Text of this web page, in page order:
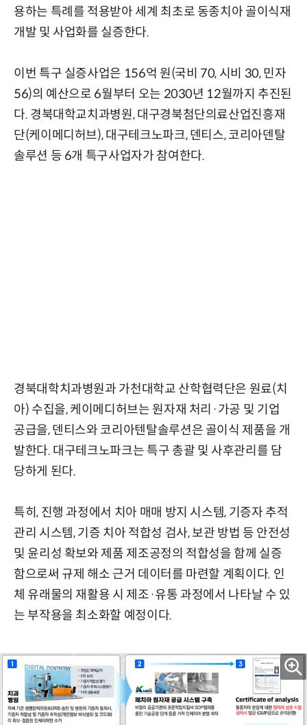
용하는 특례를 적용받아 세계 최초로 동종치아 골이식재
개발 및 사업화를 실증한다.
이번 특구 실증사업은 156억 원(국비 70, 시비 30, 민자
56)의 예산으로 6월부터 오는 2030년 12월까지 추진된
다. 경북대학교치과병원, 대구경북첨단의료산업진흥재
단(케이메디허브), 대구테크노파크, 덴티스, 코리아덴탈
솔루션 등 6개 특구사업자가 참여한다.
경북대학치과병원과 가천대학교 산학협력단은 원료(치
아) 수집을, 케이메디허브는 원자재 처리·가공 및 기업
공급을, 덴티스와 코리아텐탈솔루션은 골이식 제품을 개
발한다. 대구테크노파크는 특구 총괄 및 사후관리를 담
당하게 된다.
특히, 진행 과정에서 치아 매매 방지 시스템, 기증자 추적
관리 시스템, 기증 치아 적합성 검사, 보관 방법 등 안전성
및 윤리성 확보와 제품 제조공정의 적합성을 함께 실증
함으로써 규제 해소 근거 데이터를 마련할 계획이다. 인
체 유래물의 재활용 시 제조·유통 과정에서 나타날 수 있
는 부작용을 최소화할 예정이다.